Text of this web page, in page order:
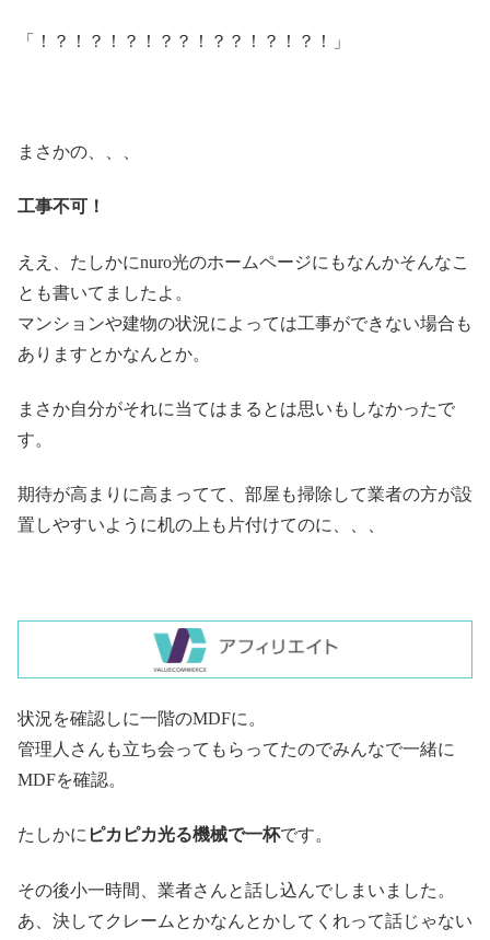
「！？！？！？！？？！？？！？！？！」
まさかの、、、
工事不可！
ええ、たしかにnuro光のホームページにもなんかそんなこ
とも書いてましたよ。
マンションや建物の状況によっては工事ができない場合も
ありますとかなんとか。
まさか自分がそれに当てはまるとは思いもしなかったで
す。
期待が高まりに高まってて、部屋も掃除して業者の方が設
置しやすいように机の上も片付けてのに、、、
状況を確認しに一階のMDFに。
管理人さんも立ち会ってもらってたのでみんなで一緒に
MDFを確認。
たしかに ピカピカ光る機械で一杯です。
その後小一時間、業者さんと話し込んでしまいました。
あ、決してクレームとかなんとかしてくれって話じゃない